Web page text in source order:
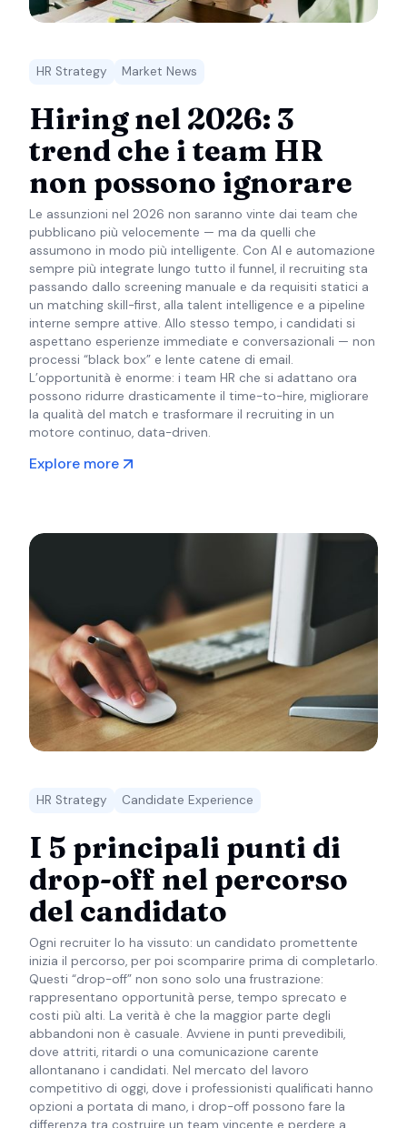
HR Strategy Market News
Hiring nel 2026: 3
trend che i team HR
non possono ignorare
Le assunzioni nel 2026 non saranno vinte dai team che
pubblicano più velocemente — ma da quelli che
assumono in modo più intelligente. Con AI e automazione
sempre più integrate lungo tutto il funnel, il recruiting sta
passando dallo screening manuale e da requisiti statici a
un matching skill-first, alla talent intelligence e a pipeline
interne sempre attive. Allo stesso tempo, i candidati si
aspettano esperienze immediate e conversazionali — non
processi “black box” e lente catene di email.
L’opportunità è enorme: i team HR che si adattano ora
possono ridurre drasticamente il time-to-hire, migliorare
la qualità del match e trasformare il recruiting in un
motore continuo, data-driven.
Explore more
HR Strategy Candidate Experience
I 5 principali punti di
drop-off nel percorso
del candidato
Ogni recruiter lo ha vissuto: un candidato promettente
inizia il percorso, per poi scomparire prima di completarlo.
Questi “drop-off” non sono solo una frustrazione:
rappresentano opportunità perse, tempo sprecato e
costi più alti. La verità è che la maggior parte degli
abbandoni non è casuale. Avviene in punti prevedibili,
dove attriti, ritardi o una comunicazione carente
allontanano i candidati. Nel mercato del lavoro
competitivo di oggi, dove i professionisti qualificati hanno
opzioni a portata di mano, i drop-off possono fare la
differenza tra costruire un team vincente e perdere a